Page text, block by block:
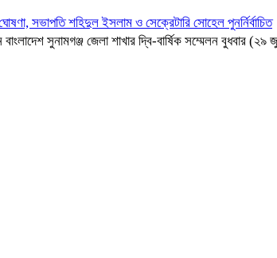
সভাপতি শহিদুল ইসলাম ও সেক্রেটারি সোহেল পুনর্নির্বাচিত
সুনামগঞ্জ জেলা শাখার দ্বি-বার্ষিক সম্মেলন বুধবার